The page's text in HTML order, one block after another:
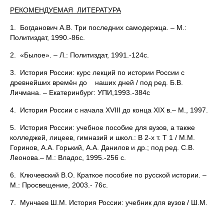
РЕКОМЕНДУЕМАЯ ЛИТЕРАТУРА
1. Богданович А.В. Три последних самодержца. – М.:
Политиздат, 1990.-86с.
2. «Былое». – Л.: Политиздат, 1991.-124с.
3. История России: курс лекций по истории России с
древнейших времён до наших дней / под ред. Б.В.
Личмана. – Екатеринбург: УПИ,1993.-384с
4. История России с начала XVIII до конца XIX в.– М., 1997.
5. История России: учебное пособие для вузов, а также
колледжей, лицеев, гимназий и школ.: В 2-х т. Т 1 / М.М.
Горинов, А.А. Горький, А.А. Данилов и др.; под ред. С.В.
Леонова.– М.: Владос, 1995.-256 с.
6. Ключевский В.О. Краткое пособие по русской истории. –
М.: Просвещение, 2003.- 76с.
7. Мунчаев Ш.М. История России: учебник для вузов / Ш.М.